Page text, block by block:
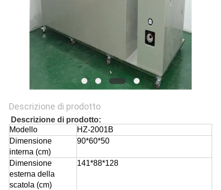
Descrizione di prodotto
Descrizione di prodotto:
Modello
HZ-2001B
Dimensione
interna (cm)
90*60*50
Dimensione
esterna della
scatola (cm)
141*88*128